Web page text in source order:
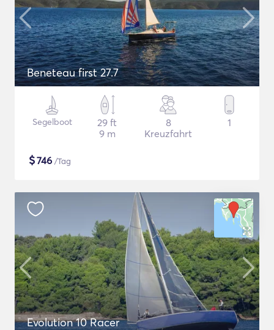
Beneteau first 27.7
Segelboot
29 ft
9 m
8
Kreuzfahrt
1
$746 /Tag
Evolution 10 Racer